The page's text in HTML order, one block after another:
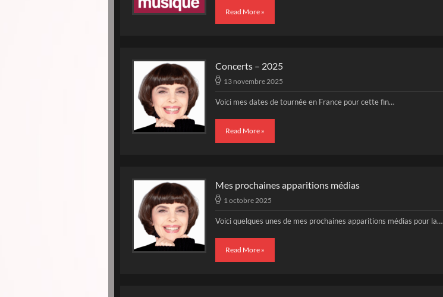
Read More »
Concerts – 2025
13 novembre 2025
Voici mes dates de tournée en France pour cette fin…
Read More »
Mes prochaines apparitions médias
1 octobre 2025
Voici quelques unes de mes prochaines apparitions médias pour la…
Read More »